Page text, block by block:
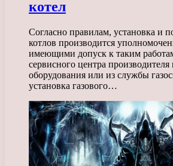
котел
Согласно правилам, установка и
котлов производится
имеющими допуск к таким
сервисного центра
оборудования или из службы
установка газового…